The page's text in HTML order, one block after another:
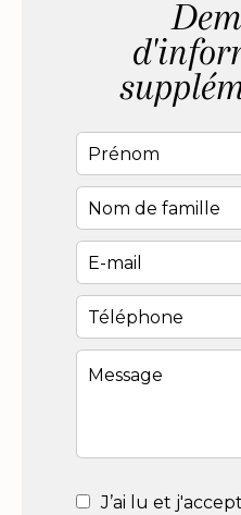
J’ai lu et